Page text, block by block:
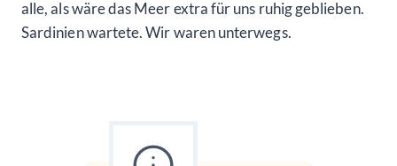
alle, als wäre das Meer extra für uns ruhig geblieben.
Sardinien wartete. Wir waren unterwegs.